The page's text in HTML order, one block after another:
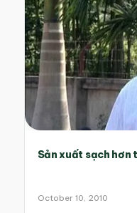
Sản xuất sạch hơn
October 10, 2010